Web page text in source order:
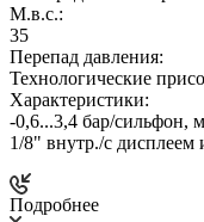
М.в.с.:
35
Перепад давления:
Технологические
Характеристики:
-0,6...3,4 бар/сильфон,
1/8" внутр./c дисплеем
Подробнее